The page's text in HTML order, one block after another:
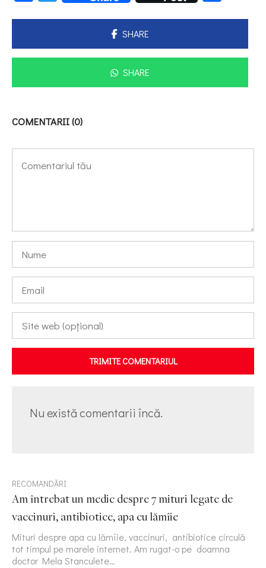
SHARE
SHARE
COMENTARII (0)
TRIMITE COMENTARIUL
Nu există comentarii încă.
RECOMANDĂRI
Am întrebat un medic despre 7 mituri legate de
vaccinuri, antibiotice, apa cu lămîie
Mituri despre apa cu lămîie, vaccinuri, antibiotice circulă
tot timpul pe marele internet. Am rugat-o pe doamna
doctor Mela Stanculete…